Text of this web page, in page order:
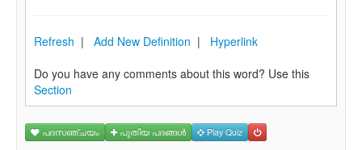
Refresh | Add New Definition | Hyperlink
Do you have any comments about this word? Use this
Section
പദസഞ്ചയം പുതിയ പദങ്ങള്‍ Play Quiz